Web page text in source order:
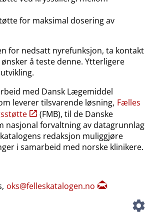
for maksimal dosering av
for nedsatt nyrefunksjon, ta kontakt
å teste denne. Ytterligere
med Dansk Lægemiddel
leverer tilsvarende løsning, Fælles
(FMB), til de Danske
nasjonal forvaltning av datagrunnlag
redaksjon muliggjøre
i samarbeid med norske klinikere.
oks@felleskatalogen.no